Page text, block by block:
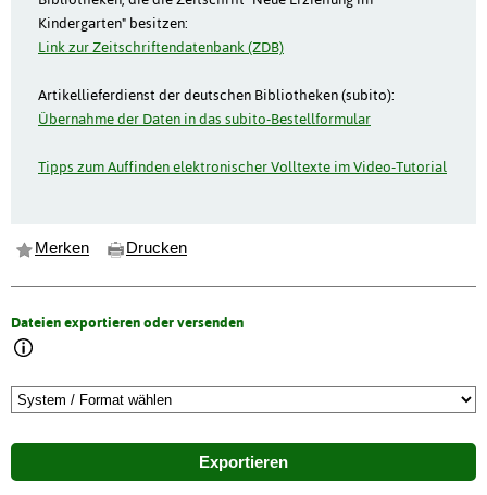
Kindergarten" besitzen:
Link zur Zeitschriftendatenbank (ZDB)
Artikellieferdienst der deutschen Bibliotheken (subito):
Übernahme der Daten in das subito-Bestellformular
Tipps zum Auffinden elektronischer Volltexte im Video-Tutorial
Merken Drucken
Dateien exportieren oder versenden
Exportieren